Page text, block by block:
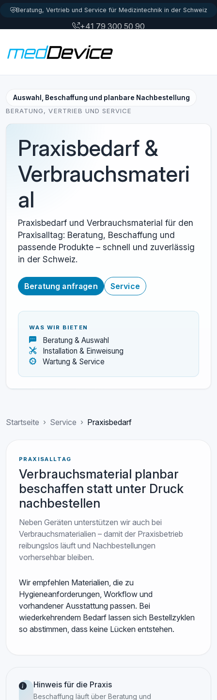
Zum Inhalt springen
Beratung, Vertrieb und Service für Medizintechnik in der Schweiz
+41 79 300 50 90
info@meddevice.ch
Login
Auswahl, Beschaffung und planbare Nachbestellung
BERATUNG, VERTRIEB UND SERVICE
Praxisbedarf &
Verbrauchsmateri
al
Praxisbedarf und Verbrauchsmaterial für den
Praxisalltag: Beratung, Beschaffung und
passende Produkte – schnell und zuverlässig
in der Schweiz.
Beratung anfragen Service
WAS WIR BIETEN
Beratung & Auswahl
Installation & Einweisung
Wartung & Service
Startseite Service Praxisbedarf
PRAXISALLTAG
Verbrauchsmaterial planbar
beschaffen statt unter Druck
nachbestellen
Neben Geräten unterstützen wir auch bei
Verbrauchsmaterialien – damit der Praxisbetrieb
reibungslos läuft und Nachbestellungen
vorhersehbar bleiben.
Wir empfehlen Materialien, die zu
Hygieneanforderungen, Workflow und
vorhandener Ausstattung passen. Bei
wiederkehrendem Bedarf lassen sich Bestellzyklen
so abstimmen, dass keine Lücken entstehen.
Hinweis für die Praxis
Beschaffung läuft über Beratung und